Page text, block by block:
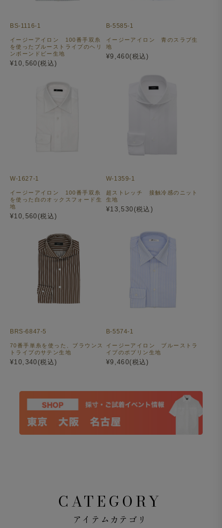
BS-1116-1
イージーアイロン 100番手双糸
を使ったブルーストライプのヘリ
ンボーンドビー生地
¥10,560(税込)
B-5585-1
イージーアイロン 青のスラブ生
地
¥9,460(税込)
W-1627-1
イージーアイロン 100番手双糸
を使った白のオックスフォード生
地
¥10,560(税込)
W-1359-1
超ストレッチ 接触冷感のニット
生地
¥13,530(税込)
BRS-6847-5
70番手単糸を使った、ブラウンス
トライプのサテン生地
¥10,340(税込)
B-5574-1
イージーアイロン ブルーストラ
イプのポプリン生地
¥9,460(税込)
CATEGORY
アイテムカテゴリ